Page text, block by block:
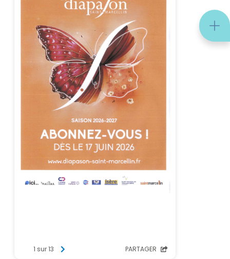
Toutes les infos partagées par les habitants